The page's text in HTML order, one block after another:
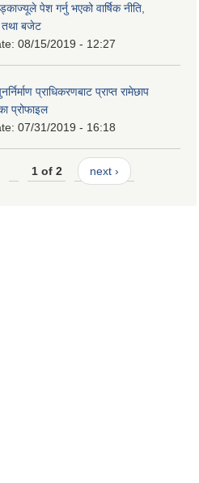
पेश गर्नु भएको वार्षिक नीति,
तथा बजेट
08/15/2019 - 12:27
प्राधिकरणबाट प्राप्त रामेछाप
प्रोफाइल
07/31/2019 - 16:18
1 of 2 next ›